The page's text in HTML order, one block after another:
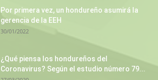
Por primera vez, un hondureño asumirá la
gerencia de la EEH
30/01/2022
¿Qué piensa los hondureños del
Coronavirus? Según el estudio número 79...